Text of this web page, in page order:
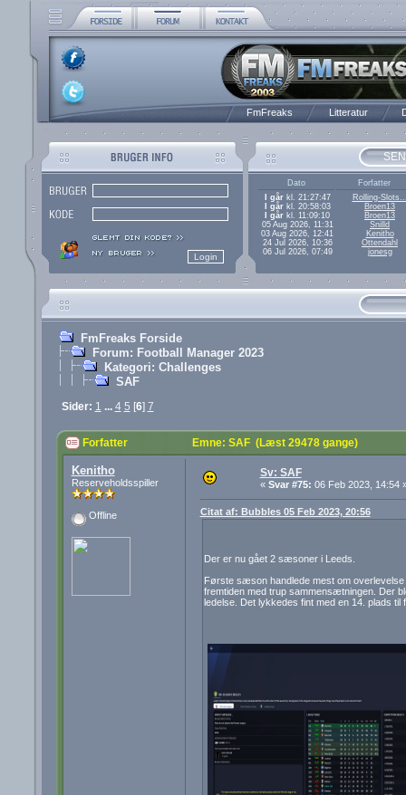
FmFreaks Litteratur
Dato
Forfatter
I gårkl. 21:27:47
Rolling-
I gårkl. 20:58:03
Broen13
I går kl. 11:09:10
Broen13
05 Aug 2026, 11:31
Snilld
03 Aug 2026, 12:41
Kenitho
24 Jul 2026, 10:36
Ottendahl
06 Jul 2026, 07:49
jonesg
FmFreaks Forside
Forum: Football Manager 2023
Kategori: Challenges
SAF
Sider: 1 ... 4 5 [6] 7
Forfatter Emne: SAF (Læst 29478 gange)
Kenitho
Reserveholdsspiller
Offline
Sv: SAF
« Svar #75: 06 Feb 2023, 14:54
Citat af: Bubbles 05 Feb 2023, 20:56
Der er nu gået 2 sæsoner i Leeds.
Første sæson handlede mest om
fremtiden med trup sammensætningen. Der
ledelse. Det lykkedes fint med en 14. plads til